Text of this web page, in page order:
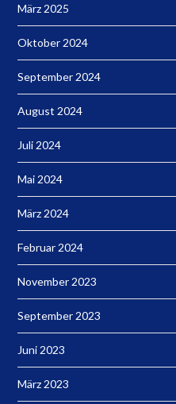
März 2025
Oktober 2024
September 2024
August 2024
Juli 2024
Mai 2024
März 2024
Februar 2024
November 2023
September 2023
Juni 2023
März 2023